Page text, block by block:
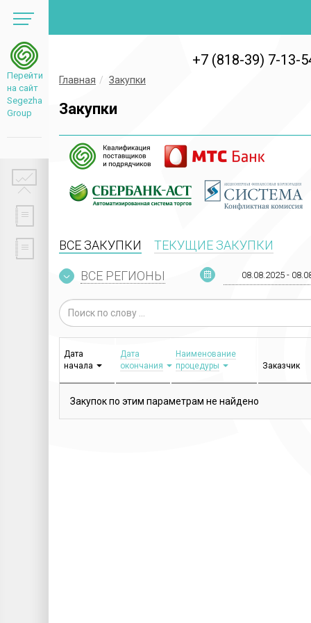
Перейти
на сайт
Segezha
Group
+7 (818-39) 7-13-
Главная Закупки
Закупки
ВСЕ ЗАКУПКИ ТЕКУЩИЕ ЗАКУПКИ
ВСЕ РЕГИОНЫ
Дата
начала
Дата
окончания
Наименование
процедуры
Заказчик
Закупок по этим параметрам не найдено